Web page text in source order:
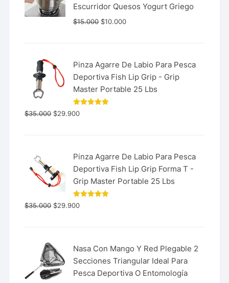
Escurridor Quesos Yogurt Griego
$15.000 $10.000
Pinza Agarre De Labio Para Pesca
Deportiva Fish Lip Grip - Grip
Master Portable 25 Lbs
Valorado
con
$35.000 $29.900
Pinza Agarre De Labio Para Pesca
Deportiva Fish Lip Grip Forma T -
Grip Master Portable 25 Lbs
Valorado
con
$35.000 $29.900
Nasa Con Mango Y Red Plegable 2
Secciones Triangular Ideal Para
Pesca Deportiva O Entomología